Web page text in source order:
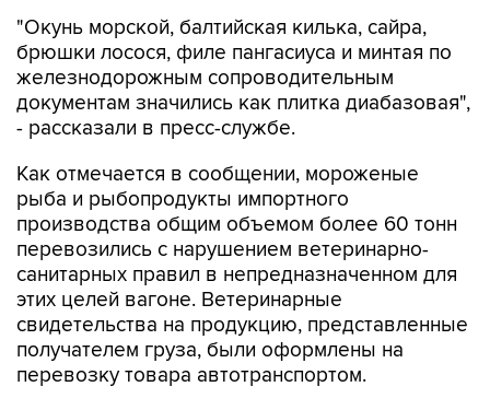
"Окунь морской, балтийская килька, сайра,
брюшки лосося, филе пангасиуса и минтая по
железнодорожным сопроводительным
документам значились как плитка диабазовая",
- рассказали в пресс-службе.
Как отмечается в сообщении, мороженые
рыба и рыбопродукты импортного
производства общим объемом более 60 тонн
перевозились с нарушением ветеринарно-
санитарных правил в непредназначенном для
этих целей вагоне. Ветеринарные
свидетельства на продукцию, представленные
получателем груза, были оформлены на
перевозку товара автотранспортом.